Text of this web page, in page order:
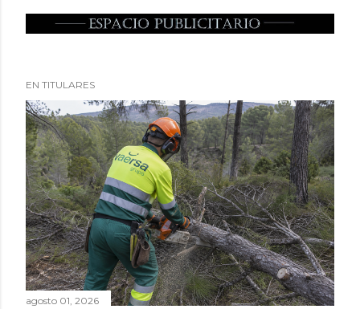
EN TITULARES
agosto 01, 2026